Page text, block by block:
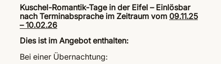
Kuschel-Romantik-Tage in der Eifel – Einlösbar
nach Terminabsprache im Zeitraum vom 09.11.25
– 10.02.26
Dies ist im Angebot enthalten:
Bei einer Übernachtung: